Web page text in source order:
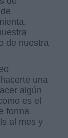
de nuestra
una
algún
es el
forma
al mes y